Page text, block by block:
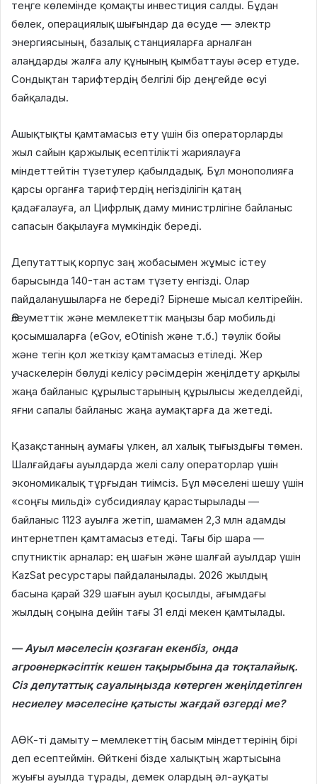
теңге көлемінде қомақты инвестиция салды. Бұдан
бөлек, операциялық шығындар да өсуде — электр
энергиясының, базалық станцияларға арналған
алаңдарды жалға алу құнының қымбаттауы әсер етуде.
Сондықтан тарифтердің белгілі бір деңгейде өсуі
байқалады.
Ашықтықты қамтамасыз ету үшін біз операторларды
жыл сайын қаржылық есептілікті жариялауға
міндеттейтін түзетулер қабылдадық. Бұл монополияға
қарсы органға тарифтердің негізділігін қатаң
қадағалауға, ал Цифрлық даму министрлігіне байланыс
сапасын бақылауға мүмкіндік береді.
Депутаттық корпус заң жобасымен жұмыс істеу
барысында 140-тан астам түзету енгізді. Олар
пайдаланушыларға не береді? Бірнеше мысал келтірейін.
Әлеуметтік және мемлекеттік маңызы бар мобильді
қосымшаларға (eGov, eOtinish және т.б.) тәулік бойы
және тегін қол жеткізу қамтамасыз етіледі. Жер
учаскелерін бөлуді келісу рәсімдерін жеңілдету арқылы
жаңа байланыс құрылыстарының құрылысы жеделдейді,
яғни сапалы байланыс жаңа аумақтарға да жетеді.
Қазақстанның аумағы үлкен, ал халық тығыздығы төмен.
Шалғайдағы ауылдарда желі салу операторлар үшін
экономикалық тұрғыдан тиімсіз. Бұл мәселені шешу үшін
«соңғы мильді» субсидиялау қарастырылады —
байланыс 1123 ауылға жетіп, шамамен 2,3 млн адамды
интернетпен қамтамасыз етеді. Тағы бір шара —
спутниктік арналар: ең шағын және шалғай ауылдар үшін
KazSat ресурстары пайдаланылады. 2026 жылдың
басына қарай 329 шағын ауыл қосылды, ағымдағы
жылдың соңына дейін тағы 31 елді мекен қамтылады.
— Ауыл мәселесін қозғаған екенбіз, онда
агроөнеркәсіптік кешен тақырыбына да тоқталайық.
Сіз депутаттық сауалыңызда көтерген жеңілдетілген
несиелеу мәселесіне қатысты жағдай өзгерді ме?
АӨК-ті дамыту – мемлекеттің басым міндеттерінің бірі
деп есептеймін. Өйткені бізде халықтың жартысына
жуығы ауылда тұрады, демек олардың әл-ауқаты